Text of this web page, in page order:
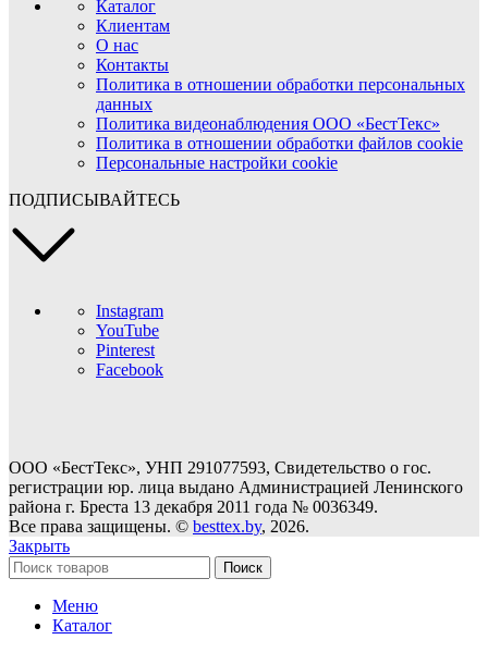
Каталог
Клиентам
О нас
Контакты
Политика в отношении обработки персональных
данных
Политика видеонаблюдения ООО «БестТекс»
Политика в отношении обработки файлов cookie
Персональные настройки cookie
ПОДПИСЫВАЙТЕСЬ
Instagram
YouTube
Pinterest
Facebook
ООО «БестТекс», УНП 291077593, Свидетельство о гос.
регистрации юр. лица выдано Администрацией Ленинского
района г. Бреста 13 декабря 2011 года № 0036349.
Все права защищены. © besttex.by, 2026.
Закрыть
Поиск
Меню
Каталог